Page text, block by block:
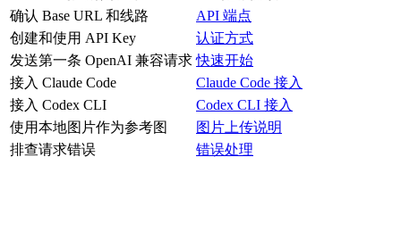
确认 Base URL 和线路
API 端点
创建和使用 API Key
认证方式
发送第一条 OpenAI 兼容请求 快速开始
接入 Claude Code
Claude Code 接入
接入 Codex CLI
Codex CLI 接入
使用本地图片作为参考图
图片上传说明
排查请求错误
错误处理